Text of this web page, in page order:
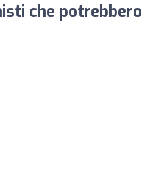
che potrebbero